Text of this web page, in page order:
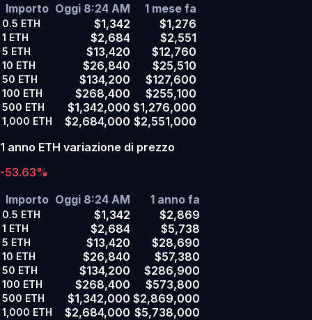
Importo Oggi 8:24 AM 1 mese fa
0.5 ETH $1,342 $1,276
1 ETH $2,684 $2,551
5 ETH $13,420 $12,760
10 ETH $26,840 $25,510
50 ETH $134,200 $127,600
100 ETH $268,400 $255,100
500 ETH $1,342,000 $1,276,000
1,000 ETH $2,684,000 $2,551,000
1 anno ETH variazione di prezzo
-53.63%
Importo Oggi 8:24 AM 1 anno fa
0.5 ETH $1,342 $2,869
1 ETH $2,684 $5,738
5 ETH $13,420 $28,690
10 ETH $26,840 $57,380
50 ETH $134,200 $286,900
100 ETH $268,400 $573,800
500 ETH $1,342,000 $2,869,000
1,000 ETH $2,684,000 $5,738,000